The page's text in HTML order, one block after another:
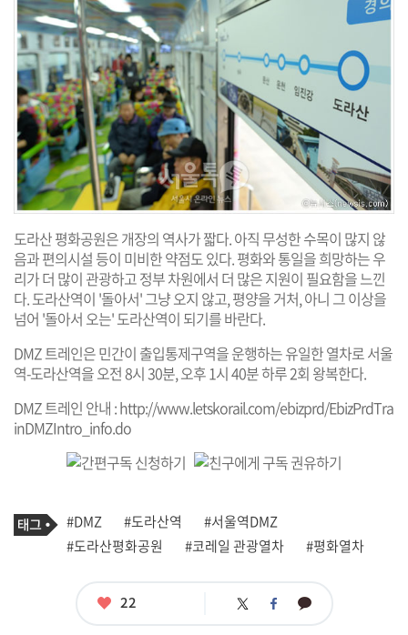
도라산 평화공원은 개장의 역사가 짧다. 아직 무성한 수목이 많지 않
음과 편의시설 등이 미비한 약점도 있다. 평화와 통일을 희망하는 우
리가 더 많이 관광하고 정부 차원에서 더 많은 지원이 필요함을 느낀
다. 도라산역이 '돌아서' 그냥 오지 않고, 평양을 거처, 아니 그 이상을
넘어 '돌아서 오는' 도라산역이 되기를 바란다.
DMZ 트레인은 민간이 출입통제구역을 운행하는 유일한 열차로 서울
역-도라산역을 오전 8시 30분, 오후 1시 40분 하루 2회 왕복한다.
DMZ 트레인 안내 :http://www.letskorail.com/ebizprd/EbizPrdTra
inDMZIntro_info.do
기
사
관
련
태
그
#DMZ #도라산역
#서울역DMZ
#도라산평화공원
#코레일 관광열차 #평화열차
좋
22
트
페
카